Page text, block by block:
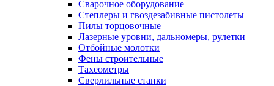
Сварочное оборудование
Степлеры и гвоздезабивные пистолеты
Пилы торцовочные
Лазерные уровни, дальномеры, рулетки
Отбойные молотки
Фены строительные
Тахеометры
Сверлильные станки